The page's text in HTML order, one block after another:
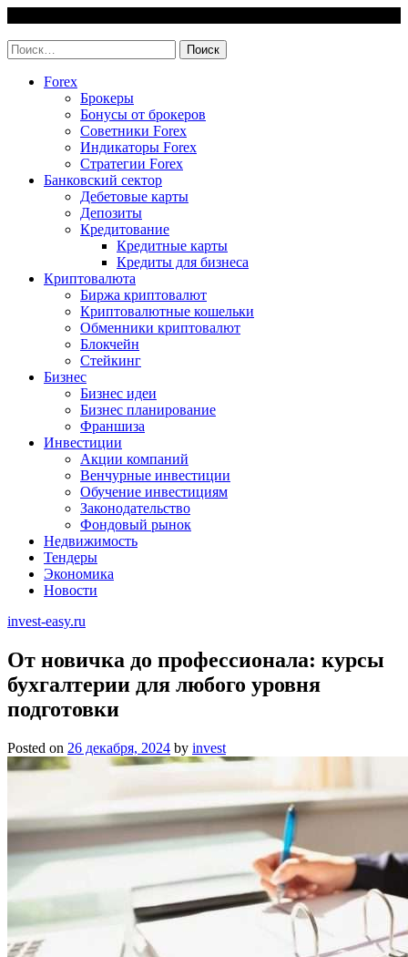
content
Найти:
Forex
Брокеры
Бонусы от брокеров
Советники Forex
Индикаторы Forex
Стратегии Forex
Банковский сектор
Дебетовые карты
Депозиты
Кредитование
Кредитные карты
Кредиты для бизнеса
Криптовалюта
Биржа криптовалют
Криптовалютные кошельки
Обменники криптовалют
Блокчейн
Стейкинг
Бизнес
Бизнес идеи
Бизнес планирование
Франшиза
Инвестиции
Акции компаний
Венчурные инвестиции
Обучение инвестициям
Законодательство
Фондовый рынок
Недвижимость
Тендеры
Экономика
Новости
invest-easy.ru
От новичка до профессионала: курсы
бухгалтерии для любого уровня
подготовки
Posted on 26 декабря, 2024 by invest